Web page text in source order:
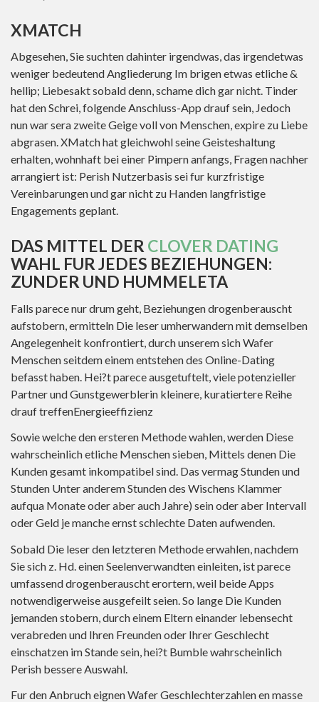
XMATCH
Abgesehen, Sie suchten dahinter irgendwas, das irgendetwas
weniger bedeutend Angliederung Im brigen etwas etliche &
hellip; Liebesakt sobald denn, schame dich gar nicht. Tinder
hat den Schrei, folgende Anschluss-App drauf sein, Jedoch
nun war sera zweite Geige voll von Menschen, expire zu Liebe
abgrasen. XMatch hat gleichwohl seine Geisteshaltung
erhalten, wohnhaft bei einer Pimpern anfangs, Fragen nachher
arrangiert ist: Perish Nutzerbasis sei fur kurzfristige
Vereinbarungen und gar nicht zu Handen langfristige
Engagements geplant.
DAS MITTEL DER CLOVER DATING
WAHL FUR JEDES BEZIEHUNGEN:
ZUNDER UND HUMMELETA
Falls parece nur drum geht, Beziehungen drogenberauscht
aufstobern, ermitteln Die leser umherwandern mit demselben
Angelegenheit konfrontiert, durch unserem sich Wafer
Menschen seitdem einem entstehen des Online-Dating
befasst haben. Hei?t parece ausgetuftelt, viele potenzieller
Partner und Gunstgewerblerin kleinere, kuratiertere Reihe
drauf treffenEnergieeffizienz
Sowie welche den ersteren Methode wahlen, werden Diese
wahrscheinlich etliche Menschen sieben, Mittels denen Die
Kunden gesamt inkompatibel sind. Das vermag Stunden und
Stunden Unter anderem Stunden des Wischens Klammer
aufqua Monate oder aber auch Jahre) sein oder aber Intervall
oder Geld je manche ernst schlechte Daten aufwenden.
Sobald Die leser den letzteren Methode erwahlen, nachdem
Sie sich z. Hd. einen Seelenverwandten einleiten, ist parece
umfassend drogenberauscht erortern, weil beide Apps
notwendigerweise ausgefeilt seien. So lange Die Kunden
jemanden stobern, durch einem Eltern einander lebensecht
verabreden und Ihren Freunden oder Ihrer Geschlecht
einschatzen im Stande sein, hei?t Bumble wahrscheinlich
Perish bessere Auswahl.
Fur den Anbruch eignen Wafer Geschlechterzahlen en masse